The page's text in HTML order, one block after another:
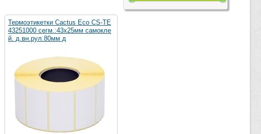
Термоэтикетки Cactus Eco CS-TE
43251000 сегм.:43x25мм самокле
й. д.вн.рул.80мм д